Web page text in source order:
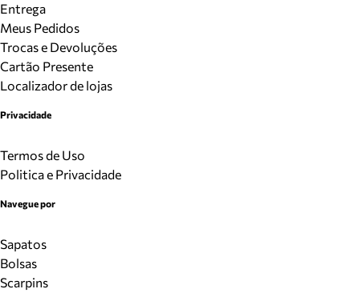
Entrega
Meus Pedidos
Trocas e Devoluções
Cartão Presente
Localizador de lojas
Privacidade
Termos de Uso
Politica e Privacidade
Navegue por
Sapatos
Bolsas
Scarpins